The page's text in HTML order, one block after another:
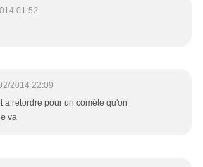
01:52
2014 22:09
a retordre pour un comète qu'on
va